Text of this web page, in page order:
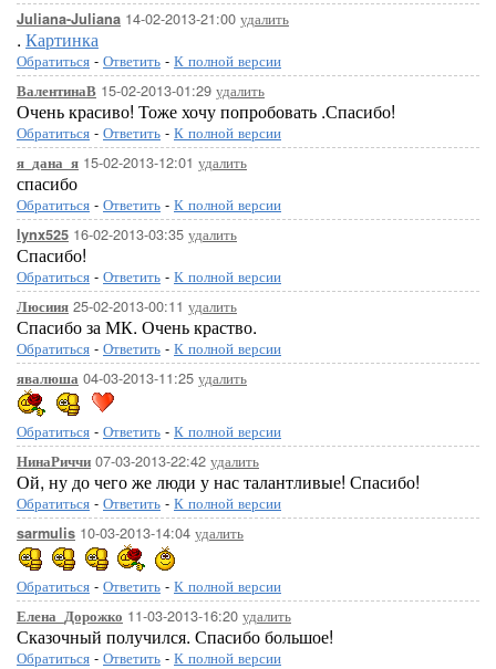
Juliana-Juliana 14-02-2013-21:00 удалить
. Картинка
Обратиться - Ответить - К полной версии
ВалентинаВ 15-02-2013-01:29 удалить
Очень красиво! Тоже хочу попробовать .Спасибо!
Обратиться - Ответить - К полной версии
я_дана_я 15-02-2013-12:01 удалить
спасибо
Обратиться - Ответить - К полной версии
lynx525 16-02-2013-03:35 удалить
Спасибо!
Обратиться - Ответить - К полной версии
Люсиия 25-02-2013-00:11 удалить
Спасибо за МК. Очень краство.
Обратиться - Ответить - К полной версии
явалюша 04-03-2013-11:25 удалить
Обратиться - Ответить - К полной версии
НинаРиччи 07-03-2013-22:42 удалить
Ой, ну до чего же люди у нас талантливые! Спасибо!
Обратиться - Ответить - К полной версии
sarmulis 10-03-2013-14:04 удалить
Обратиться - Ответить - К полной версии
Елена_Дорожко 11-03-2013-16:20 удалить
Сказочный получился. Спасибо большое!
Обратиться - Ответить - К полной версии